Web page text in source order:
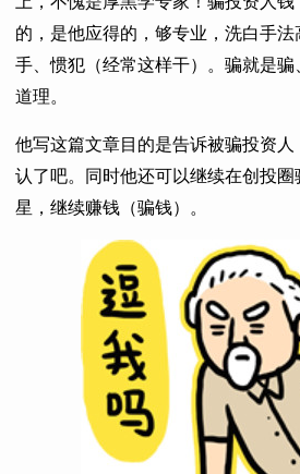
的，是他应得的，够专业，洗白手
手、惯犯（经常这样干）。骗就是
道理。
他写这篇文章目的是告诉被骗投资
认了吧。同时他还可以继续在创投
星，继续赚钱（骗钱）。